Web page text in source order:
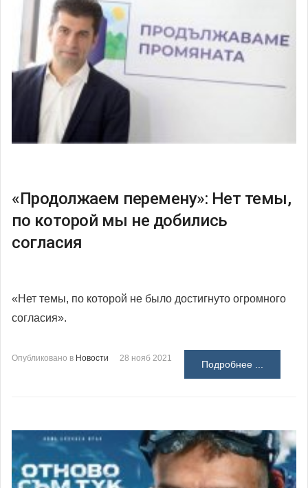
«Продолжаем перемену»: Нет темы,
по которой мы не добились
согласия
«Нет темы, по которой не было достигнуто огромного
согласия».
Опубликовано в Новости 28 нояб 2021
Подробнее ...